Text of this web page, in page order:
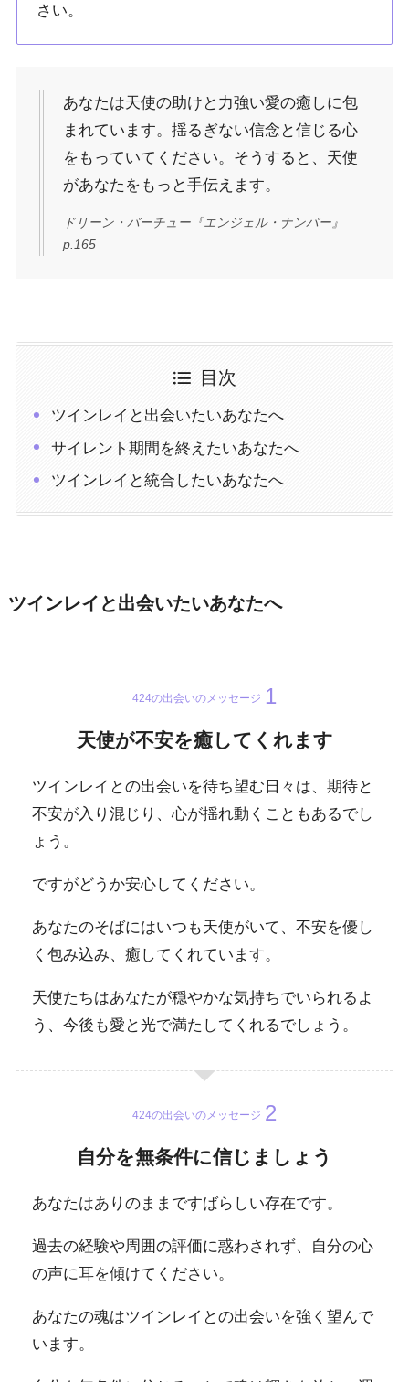
さい。
あなたは天使の助けと力強い愛の癒しに包
まれています。揺るぎない信念と信じる心
をもっていてください。そうすると、天使
があなたをもっと手伝えます。
ドリーン・バーチュー『エンジェル・ナンバー』
p.165
目次
ツインレイと出会いたいあなたへ
サイレント期間を終えたいあなたへ
ツインレイと統合したいあなたへ
ツインレイと出会いたいあなたへ
424の出会いのメッセージ
天使が不安を癒してくれます
ツインレイとの出会いを待ち望む日々は、期待と
不安が入り混じり、心が揺れ動くこともあるでし
ょう。
ですがどうか安心してください。
あなたのそばにはいつも天使がいて、不安を優し
く包み込み、癒してくれています。
天使たちはあなたが穏やかな気持ちでいられるよ
う、今後も愛と光で満たしてくれるでしょう。
424の出会いのメッセージ
自分を無条件に信じましょう
あなたはありのままですばらしい存在です。
過去の経験や周囲の評価に惑わされず、自分の心
の声に耳を傾けてください。
あなたの魂はツインレイとの出会いを強く望んで
います。